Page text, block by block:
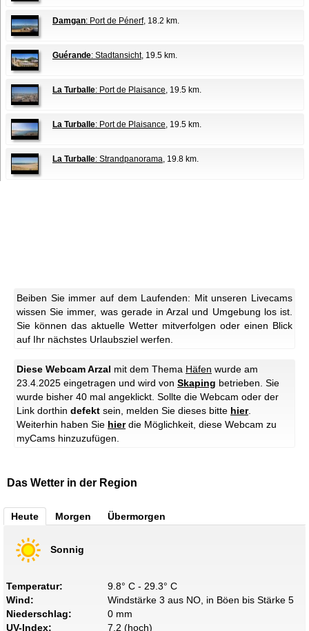
Damgan: Port de Pénerf, 18.2 km.
Guérande: Stadtansicht, 19.5 km.
La Turballe: Port de Plaisance, 19.5 km.
La Turballe: Port de Plaisance, 19.5 km.
La Turballe: Strandpanorama, 19.8 km.
Beiben Sie immer auf dem Laufenden: Mit unseren Livecams
wissen Sie immer, was gerade in Arzal und Umgebung los ist.
Sie können das aktuelle Wetter mitverfolgen oder einen Blick
auf Ihr nächstes Urlaubsziel werfen.
Diese Webcam Arzal mit dem Thema Häfen wurde am
23.4.2025 eingetragen und wird von Skaping betrieben. Sie
wurde bisher 40 mal angeklickt. Sollte die Webcam oder der
Link dorthin defekt sein, melden Sie dieses bitte hier.
Weiterhin haben Sie hierdie Möglichkeit, diese Webcam zu
myCams hinzuzufügen.
Das Wetter in der Region
Heute Morgen Übermorgen
Sonnig
Temperatur:
9.8° C - 29.3° C
Wind:
Windstärke 3 aus NO, in Böen bis Stärke 5
Niederschlag:
0 mm
UV-Index:
7.2 (hoch)